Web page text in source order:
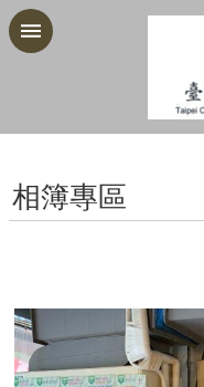
跳到主要內容區塊
相簿專區